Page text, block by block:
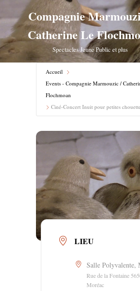
Aller
au
contenu
Compagnie
Catherine Le
Spectacles Jeune Public et plus
Accueil
Events - Compagnie Marmouzic /
Flochmoan
Ciné-Concert Inuit pour petites
LIEU
Salle Polyvalente,
Rue de la Fontaine
Moréac